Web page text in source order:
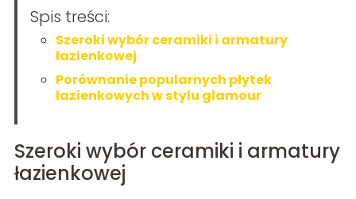
Spis treści:
Szeroki wybór ceramiki i armatury
łazienkowej
Porównanie popularnych płytek
łazienkowych w stylu glamour
Szeroki wybór ceramiki i armatury
łazienkowej